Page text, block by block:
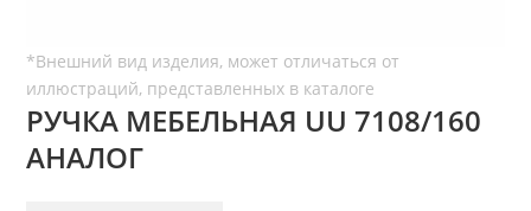
РУЧКА МЕБЕЛЬНАЯ UU 7108/160
АНАЛОГ